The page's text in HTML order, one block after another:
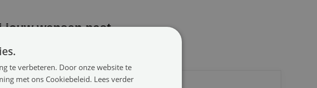
jouw wensen past
te verbeteren. Door onze website te
met ons Cookiebeleid. Lees verder